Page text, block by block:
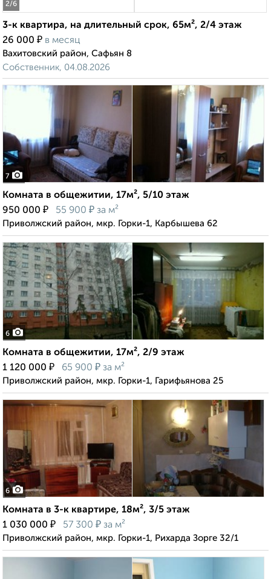
2/6
3-к квартира, на длительный срок, 65м², 2/4 этаж
26 000 ₽ в месяц
Вахитовский район, Сафьян 8
Собственник, 04.08.2026
7
Комната в общежитии, 17м², 5/10 этаж
950 000 ₽ 55 900 ₽ за м²
Приволжский район, мкр. Горки-1, Карбышева 62
6
Комната в общежитии, 17м², 2/9 этаж
1 120 000 ₽ 65 900 ₽ за м²
Приволжский район, мкр. Горки-1, Гарифьянова 25
6
Комната в 3-к квартире, 18м², 3/5 этаж
1 030 000 ₽ 57 300 ₽ за м²
Приволжский район, мкр. Горки-1, Рихарда Зорге 32/1